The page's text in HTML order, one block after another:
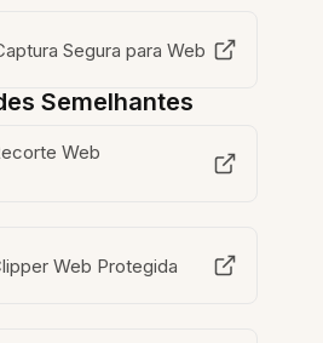
Segura para Web
Semelhantes
Web
Web Protegida